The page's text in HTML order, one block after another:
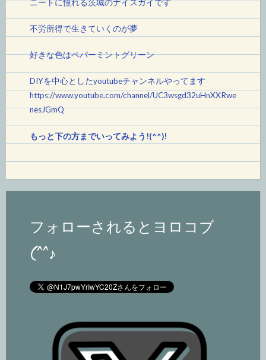
ニートに憧れる茨城のナイスガイです
不労所得で生きていくのが夢
好きな色はペパーミントグリーン
DIYを中心としたyoutubeチャンネルやってます
https://www.youtube.com/channel/UC3wsgd32uHnXXRwe
nesJGmQ
もっと下の方までいってみよう!(^^)!
フォローされるとヨロコブ
(^^♪